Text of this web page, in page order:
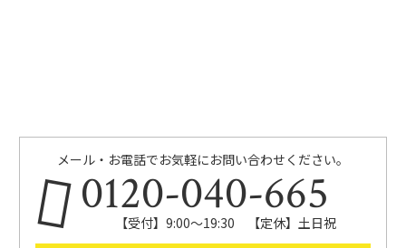
メール・お電話でお気軽にお問い合わせください。
0120-040-665
【受付】9:00～19:30 【定休】土日祝